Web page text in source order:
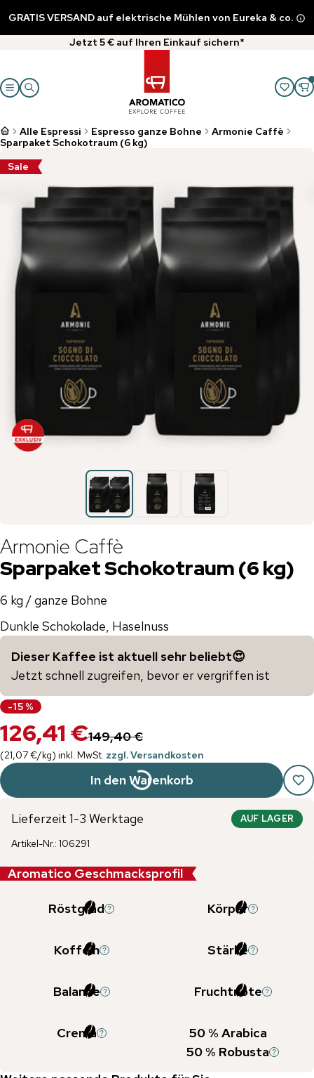
GRATIS VERSAND auf elektrische Mühlen von Eureka & co.
Jetzt 5 € auf Ihren Einkauf sichern*
Alle Espressi Espresso ganze Bohne
Armonie Caffè
Sparpaket Schokotraum (6 kg)
Sale
Armonie Caffè
Sparpaket Schokotraum (6 kg)
6 kg / ganze Bohne
Dunkle Schokolade, Haselnuss
Dieser Kaffee ist aktuell sehr beliebt😍
Jetzt schnell zugreifen, bevor er vergriffen ist
-15%
126,41 €149,40 €
(21,07 €/kg) inkl. MwSt. zzgl. Versandkosten
In den Warenkorb
Lieferzeit 1-3 Werktage AUF LAGER
Artikel-Nr.: 106291
Aromatico Geschmacksprofil
Röstgrad Körper
Koffein Stärke
Balance Fruchtnote
Crema 50% Arabica
50% Robusta